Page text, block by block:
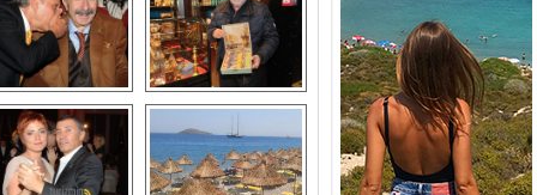
ULUSOY ve
BAĞLIKAYA
Avni Ongurlar ile